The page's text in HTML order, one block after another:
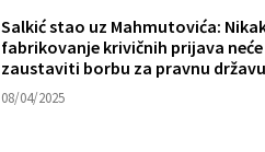
Salkić stao uz Mahmutovića:
fabrikovanje krivičnih prijava neće
zaustaviti borbu za pravnu državu
08/04/2025